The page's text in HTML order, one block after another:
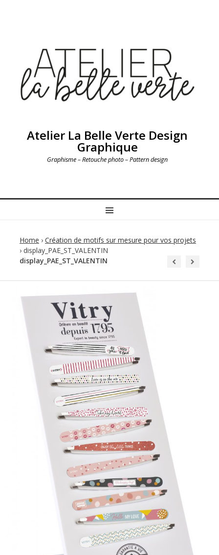
Atelier La Belle Verte Design
Graphique
Graphisme – Retouche photo – Pattern design
MENU
Home › Création de motifs sur mesure pour vos projets
› display_PAE_ST_VALENTIN
display_PAE_ST_VALENTIN